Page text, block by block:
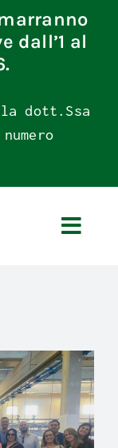
dall’1 al
dott.Ssa